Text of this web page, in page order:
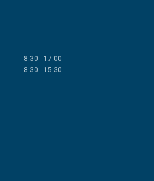
8:30 - 17:00
8:30 - 15:30